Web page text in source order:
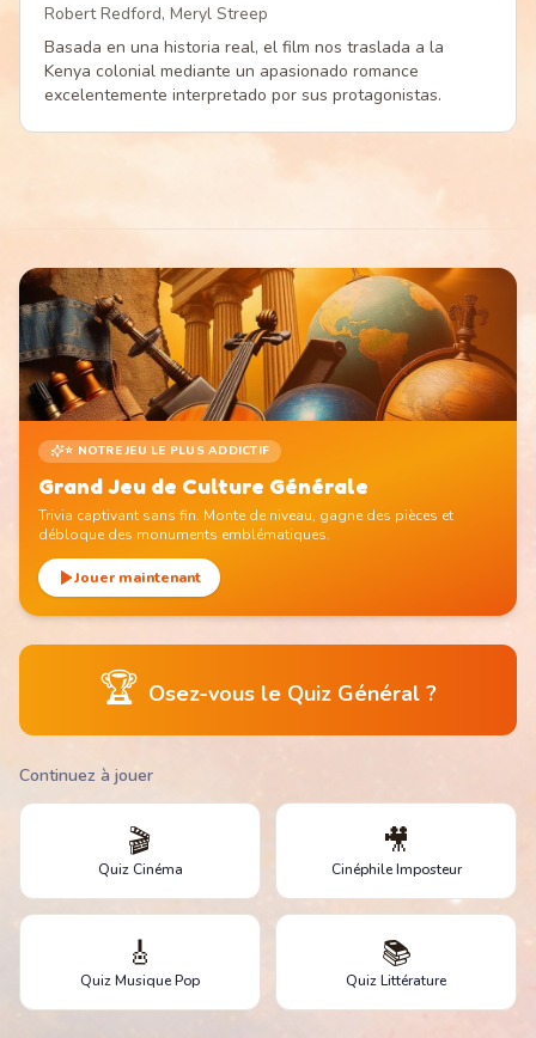
Robert Redford, Meryl Streep
Basada en una historia real, el film nos traslada a la
Kenya colonial mediante un apasionado romance
excelentemente interpretado por sus protagonistas.
⭐ NOTRE JEU LE PLUS ADDICTIF
Grand Jeu de Culture Générale
Trivia captivant sans fin. Monte de niveau, gagne des pièces et
débloque des monuments emblématiques.
Jouer maintenant
🏆 Osez-vous le Quiz Général ?
Continuez à jouer
🎬
Quiz Cinéma
🎥
Cinéphile Imposteur
🎸
Quiz Musique Pop
📚
Quiz Littérature